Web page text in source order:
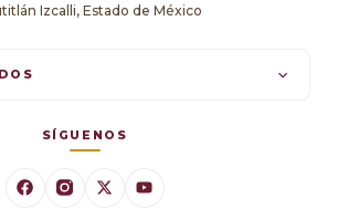
Izcalli, Estado de México
SÍGUENOS